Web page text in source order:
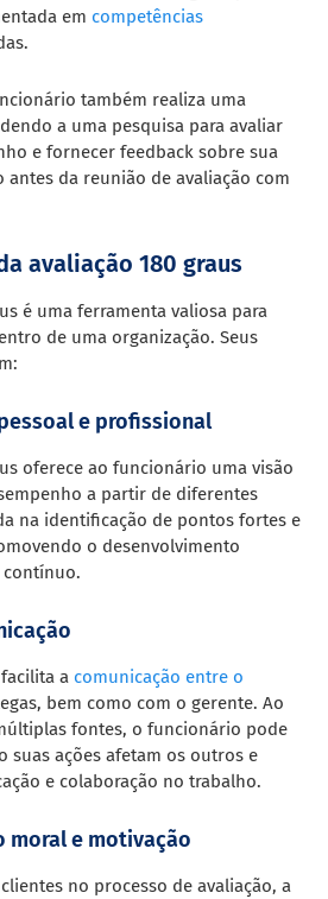
em competências
também realiza uma
a uma pesquisa para avaliar
e fornecer feedback sobre sua
antes da reunião de avaliação com
avaliação 180 graus
é uma ferramenta valiosa para
de uma organização. Seus
e profissional
oferece ao funcionário uma visão
a partir de diferentes
na identificação de pontos fortes e
o desenvolvimento
contínuo.
a comunicação entre o
bem como com o gerente. Ao
fontes, o funcionário pode
suas ações afetam os outros e
e colaboração no trabalho.
moral e motivação
no processo de avaliação, a